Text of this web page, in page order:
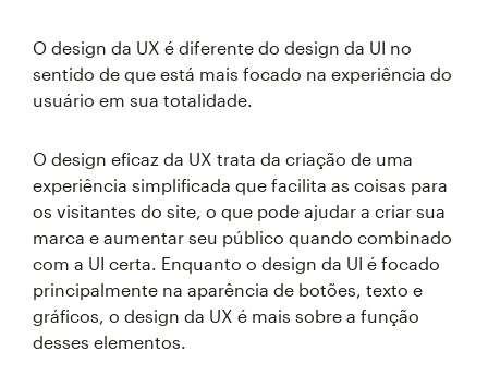
O design da UX é diferente do design da UI no
sentido de que está mais focado na experiência do
usuário em sua totalidade.
O design eficaz da UX trata da criação de uma
experiência simplificada que facilita as coisas para
os visitantes do site, o que pode ajudar a criar sua
marca e aumentar seu público quando combinado
com a UI certa. Enquanto o design da UI é focado
principalmente na aparência de botões, texto e
gráficos, o design da UX é mais sobre a função
desses elementos.